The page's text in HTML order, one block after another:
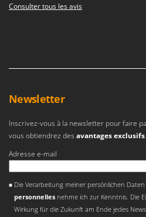
Consulter tous les avis
Newsletter
Inscrivez-vous à la newsletter pour faire
vous obtiendrez des avantages exclusifs.
Adresse e-mail
Die Verarbeitung meiner persönlichen
personnellesnehme ich zur Kenntnis. Die
Wirkung für die Zukunft am Ende jedes